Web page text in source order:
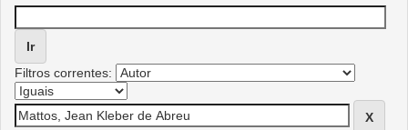
Filtros correntes: